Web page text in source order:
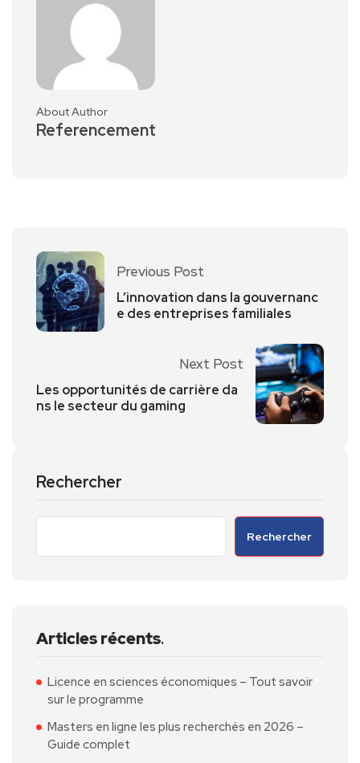
About Author
Referencement
Previous Post
L’innovation dans la gouvernanc
e des entreprises familiales
Next Post
Les opportunités de carrière da
ns le secteur du gaming
Rechercher
Rechercher
Articles récents.
Licence en sciences économiques – Tout savoir
sur le programme
Masters en ligne les plus recherchés en 2026 –
Guide complet